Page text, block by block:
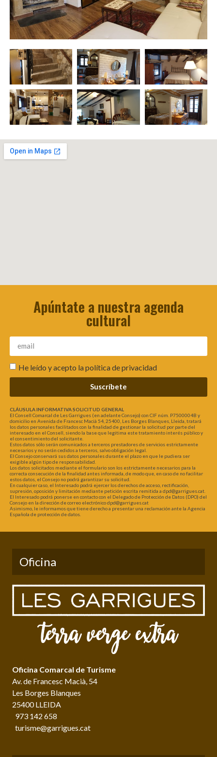
Apúntate a nuestra agenda
cultural
He leído y acepto lapolítica de privacidad
Suscríbete
CLÁUSULA INFORMATIVA SOLICITUD GENERAL
El Consell Comarcal de Les Garrigues (en adelante Consejo) con CIF núm. P7500004B y
domicilio en Avenida de Francesc Macià 54, 25400, Les Borges Blanques, Lleida, tratará
los datos personales facilitados con la finalidad de gestionar la solicitud por parte del
interesado en el Consell, siendo la base que legitima este tratamiento interés público y
el consentimiento del solicitante.
Estos datos sólo serán comunicados a terceros prestadores de servicios estrictamente
necesarios y no serán cedidos a terceros, salvo obligación legal.
El Consejo conservará sus datos personales durante el plazo en que le pudiera ser
exigible algún tipo de responsabilidad.
Los datos solicitados mediante el formulario son los estrictamente necesarios para la
correcta consecución de la finalidad antes informada, de modo que, en caso de no facilitar
estos datos, el Consejo no podrá garantizar su solicitud.
En cualquier caso, el Interesado podrá ejercer los derechos de acceso, rectificación,
supresión, oposición y limitación mediante petición escrita remitida a dpd@garrigues.cat.
El Interesado podrá ponerse en contacto con el Delegado de Protección de Datos (DPO) del
Consejo en la dirección de correo electrónico dpd@garrigues.cat
Asimismo, le informamos que tiene derecho a presentar una reclamación ante la Agencia
Española de protección de datos.
Oficina
Oficina Comarcal de Turisme
Av. de Francesc Macià, 54
Les Borges Blanques
25400 LLEIDA
973 142 658
turisme@garrigues.cat